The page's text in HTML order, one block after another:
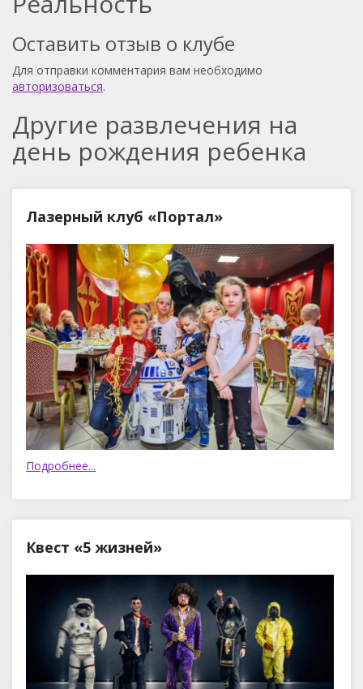
Оставить отзыв о клубе
Для отправки комментария вам необходимо
авторизоваться.
Другие развлечения на
день рождения ребенка
Лазерный клуб «Портал»
Подробнее...
Квест «5 жизней»